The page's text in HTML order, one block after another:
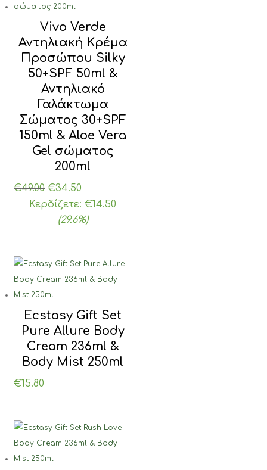
Vivo Verde
Αντηλιακή Κρέμα
Προσώπου Silky
50+SPF 50ml &
Αντηλιακό
Γαλάκτωμα
Σώματος 30+SPF
150ml & Aloe Vera
Gel σώματος
200ml
€49.00 Original
price
was:
€34.50
τρέχουσα
τιμή
Κερδίζετε:€14.50
(29.6%)
Ecstasy Gift Set
Pure Allure Body
Cream 236ml &
Body Mist 250ml
€15.80